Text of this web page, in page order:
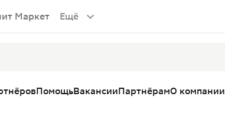
Маркет Ещё
ПомощьВакансииПартнёрамО компании